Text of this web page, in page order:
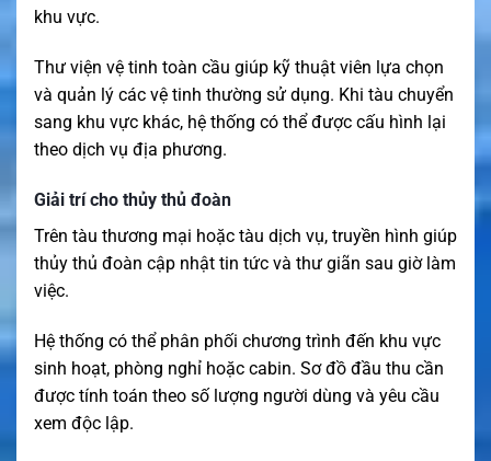
khu vực.
Thư viện vệ tinh toàn cầu giúp kỹ thuật viên lựa chọn
và quản lý các vệ tinh thường sử dụng. Khi tàu chuyển
sang khu vực khác, hệ thống có thể được cấu hình lại
theo dịch vụ địa phương.
Giải trí cho thủy thủ đoàn
Trên tàu thương mại hoặc tàu dịch vụ, truyền hình giúp
thủy thủ đoàn cập nhật tin tức và thư giãn sau giờ làm
việc.
Hệ thống có thể phân phối chương trình đến khu vực
sinh hoạt, phòng nghỉ hoặc cabin. Sơ đồ đầu thu cần
được tính toán theo số lượng người dùng và yêu cầu
xem độc lập.